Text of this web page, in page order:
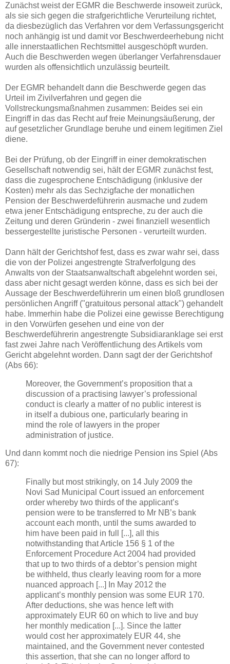
Zunächst weist der EGMR die Beschwerde insoweit zurück,
als sie sich gegen die strafgerichtliche Verurteilung richtet,
da diesbezüglich das Verfahren vor dem Verfassungsgericht
noch anhängig ist und damit vor Beschwerdeerhebung nicht
alle innerstaatlichen Rechtsmittel ausgeschöpft wurden.
Auch die Beschwerden wegen überlanger Verfahrensdauer
wurden als offensichtlich unzulässig beurteilt.
Der EGMR behandelt dann die Beschwerde gegen das
Urteil im Zivilverfahren und gegen die
Vollstreckungsmaßnahmen zusammen: Beides sei ein
Eingriff in das das Recht auf freie Meinungsäußerung, der
auf gesetzlicher Grundlage beruhe und einem legitimen Ziel
diene.
Bei der Prüfung, ob der Eingriff in einer demokratischen
Gesellschaft notwendig sei, hält der EGMR zunächst fest,
dass die zugesprochene Entschädigung (inklusive der
Kosten) mehr als das Sechzigfache der monatlichen
Pension der Beschwerdeführerin ausmache und zudem
etwa jener Entschädigung entspreche, zu der auch die
Zeitung und deren Gründerin - zwei finanziell wesentlich
bessergestellte juristische Personen - verurteilt wurden.
Dann hält der Gerichtshof fest, dass es zwar wahr sei, dass
die von der Polizei angestrengte Strafverfolgung des
Anwalts von der Staatsanwaltschaft abgelehnt worden sei,
dass aber nicht gesagt werden könne, dass es sich bei der
Aussage der Beschwerdeführerin um einen bloß grundlosen
persönlichen Angriff ("gratuitous personal attack") gehandelt
habe. Immerhin habe die Polizei eine gewisse Berechtigung
in den Vorwürfen gesehen und eine von der
Beschwerdeführerin angestrengte Subsidiaranklage sei erst
fast zwei Jahre nach Veröffentlichung des Artikels vom
Gericht abgelehnt worden. Dann sagt der der Gerichtshof
(Abs 66):
Moreover, the Government’s proposition that a
discussion of a practising lawyer’s professional
conduct is clearly a matter of no public interest is
in itself a dubious one, particularly bearing in
mind the role of lawyers in the proper
administration of justice.
Und dann kommt noch die niedrige Pension ins Spiel (Abs
67):
Finally but most strikingly, on 14 July 2009 the
Novi Sad Municipal Court issued an enforcement
order whereby two thirds of the applicant’s
pension were to be transferred to Mr NB’s bank
account each month, until the sums awarded to
him have been paid in full [...], all this
notwithstanding that Article 156 § 1 of the
Enforcement Procedure Act 2004 had provided
that up to two thirds of a debtor’s pension might
be withheld, thus clearly leaving room for a more
nuanced approach [...] In May 2012 the
applicant’s monthly pension was some EUR 170.
After deductions, she was hence left with
approximately EUR 60 on which to live and buy
her monthly medication [...]. Since the latter
would cost her approximately EUR 44, she
maintained, and the Government never contested
this assertion, that she can no longer afford to